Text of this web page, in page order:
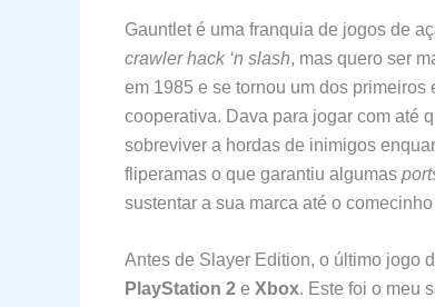
Gauntlet é uma franquia de jogos de
crawler hack ‘n slash, mas quero ser
em 1985 e se tornou um dos
cooperativa. Dava para jogar com até
sobreviver a hordas de inimigos
fliperamas o que garantiu algumas
sustentar a sua marca até o
Antes de Slayer Edition, o último jogo
PlayStation 2 e Xbox. Este foi o meu